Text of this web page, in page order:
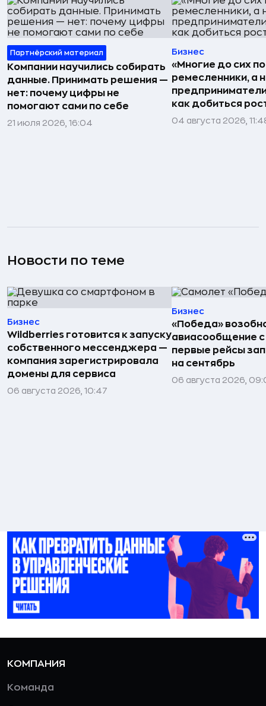
Партнёрский материал
Компании научились собирать
данные. Принимать решения —
нет: почему цифры не
помогают сами по себе
21 июля 2026, 16:04
Бизнес
«Многие до сих
ремесленники, а
как добиться
04 августа 2026,
Новости по теме
Бизнес
Wildberries готовится к запуску
собственного мессенджера —
компания зарегистрировала
домены для сервиса
06 августа 2026, 10:47
Бизнес
«Победа»
авиасообщение
первые рейсы
на сентябрь
06 августа 2026,
КОМПАНИЯ
Команда